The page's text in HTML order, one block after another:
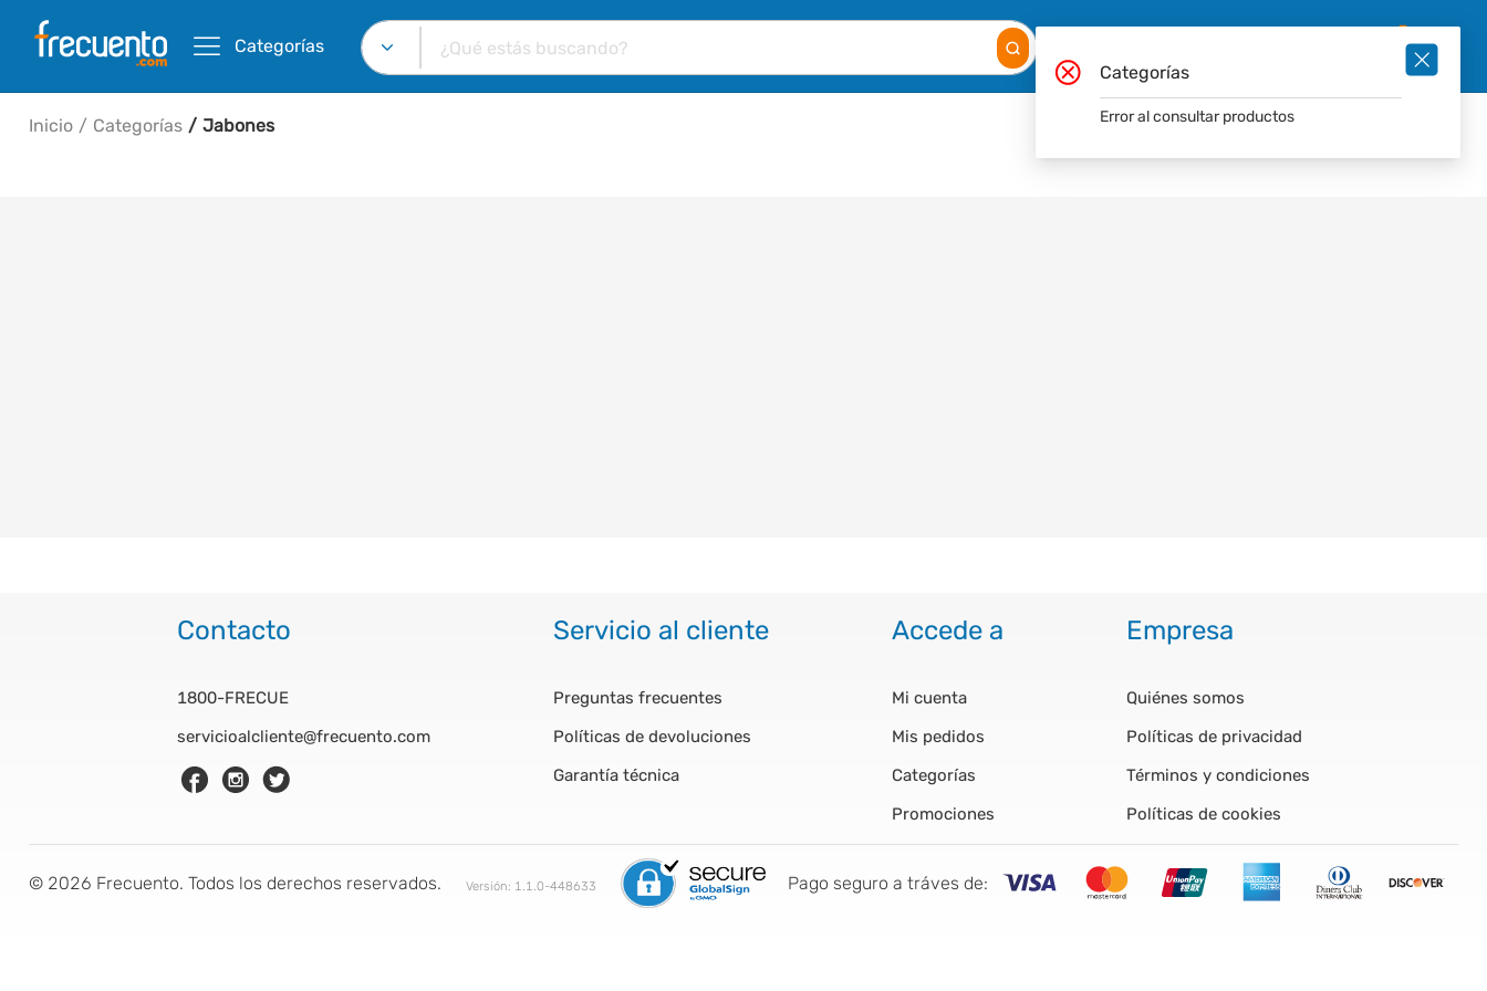
Categorías
Inicio Categorías Jabones
Contacto
1800-FRECUE
servicioalcliente@frecuento.com
Servicio al cliente
Preguntas frecuentes
Políticas de devoluciones
Garantía técnica
Accede a
Mi cuenta
Mis pedidos
Categorías
Promociones
Empresa
Quiénes somos
Políticas de privacidad
Términos y condiciones
Políticas de cookies
© 2026 Frecuento. Todos los derechos reservados. Versión: 1.1.0-448633 Pago seguro a tráves de:
Categorías
Error al consultar productos